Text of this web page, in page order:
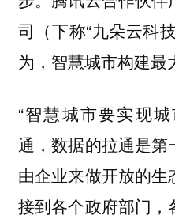
司（下称“九朵云科
为，智慧城市构建最
“智慧城市要实现
通，数据的拉通是
由企业来做开放的
接到各个政府部门